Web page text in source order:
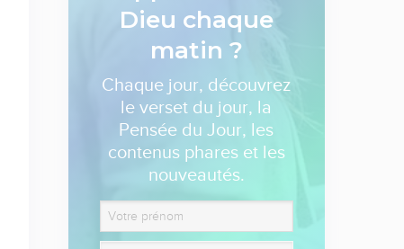
Dieu chaque
matin ?
Chaque jour, découvrez
le verset du jour, la
Pensée du Jour, les
contenus phares et les
nouveautés.